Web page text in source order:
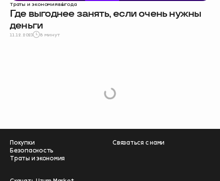
Траты и экономиявыгода
Где выгоднее занять, если очень нужны
деньги
11.12.2023 8 минут
Load
Покупки
Безопасность
Траты и экономия
Связаться с нами